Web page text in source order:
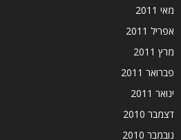
מאי 2011
אפריל 2011
מרץ 2011
פברואר 2011
ינואר 2011
דצמבר 2010
נובמבר 2010